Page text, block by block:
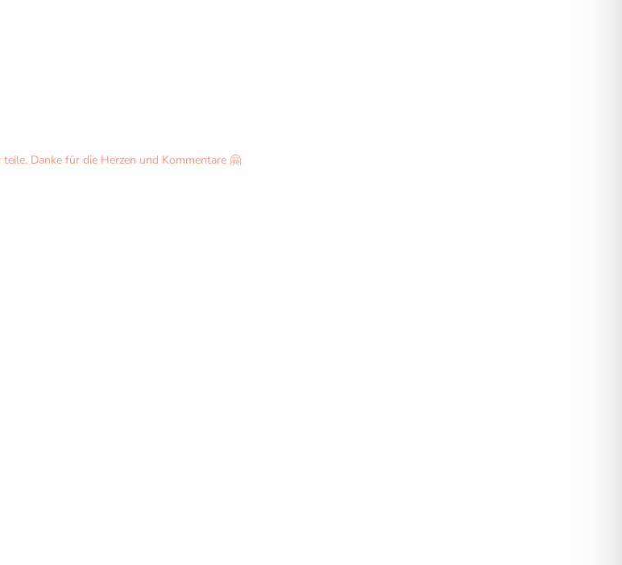
Danke für die Herzen und Kommentare 🤗